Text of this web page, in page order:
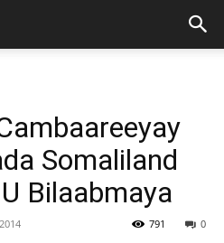
Somaliland
Bilaabmaya
0
791